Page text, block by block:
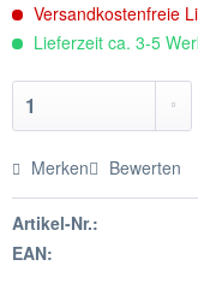
Versandkostenfreie
Lieferzeit ca. 3-5
Merken Bewerten
Artikel-Nr.:
EAN: